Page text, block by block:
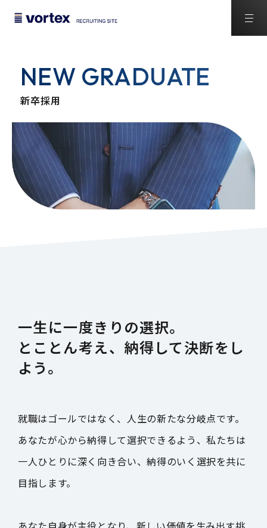
NEW GRADUATE
新卒採用
一生に一度きりの選択。
とことん考え、納得して決断をし
よう。
就職はゴールではなく、人生の新たな分岐点です。
あなたが心から納得して選択できるよう、私たちは
一人ひとりに深く向き合い、納得のいく選択を共に
目指します。